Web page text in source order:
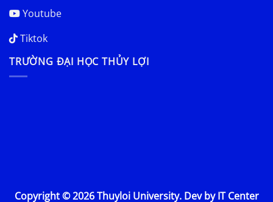
Youtube
Tiktok
TRƯỜNG ĐẠI HỌC THỦY LỢI
Copyright © 2026 Thuyloi University. Dev by IT Center